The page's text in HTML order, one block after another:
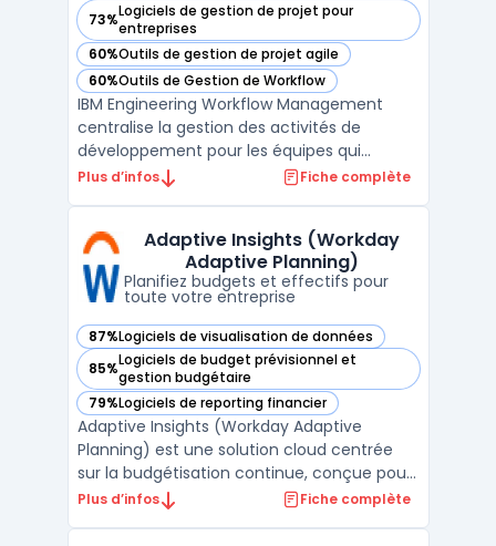
73%Logiciels de gestion de projet pour
entreprises
— voir IBM Engineering Workflow Management dans cette
60%Outils de gestion de projet agile
— voir IBM Engineering Workflow Management dans cette
60%Outils de Gestion de Workflow
— voir IBM Engineering Workflow Management dans cette
IBM Engineering Workflow Management
centralise la gestion des activités de
développement pour les équipes qui
organisent les livrables, suivent les
cycle de vie logiciel à grande échelle où la
coordination entre man ...
Plus d’infos Fiche complète
Adaptive Insights (Workday
Adaptive Planning)
Planifiez budgets et effectifs pour
toute votre entreprise
87%Logiciels de visualisation de données
— voir Adaptive Insights (Workday Adaptive Planning)
85%Logiciels de budget prévisionnel et
gestion budgétaire
— voir Adaptive Insights (Workday Adaptive Planning)
79%Logiciels de reporting financier
— voir Adaptive Insights (Workday Adaptive Planning)
Adaptive Insights (Workday Adaptive
Planning) est une solution cloud centrée
sur la budgétisation continue, conçue pour
les équipes financières, RH et
Plus d’infos Fiche complète